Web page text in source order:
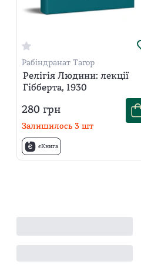
Рабіндранат Тагор
Релігія Людини: лекції
Гібберта, 1930
280 грн
Залишилось 3 шт
єКнига